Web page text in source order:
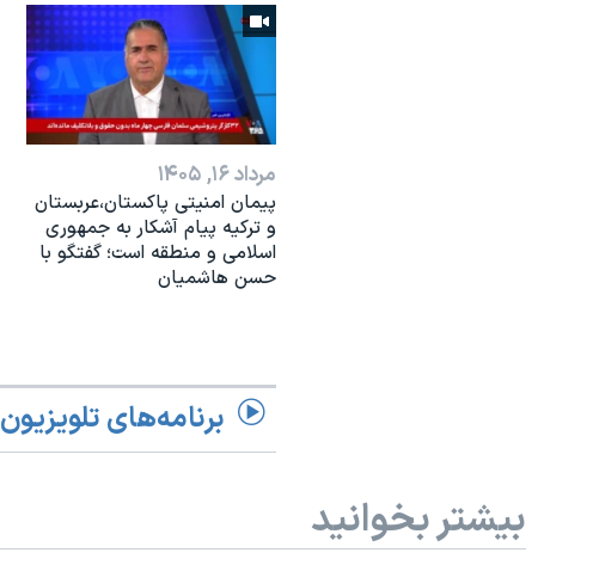
مرداد ۱۶, ۱۴۰۵
پیمان امنیتی پاکستان،عربستان
و ترکیه پیام آشکار به جمهوری
اسلامی و منطقه است؛ گفتگو با
حسن هاشمیان
برنامه‌های تلویزیون
بیشتر بخوانید